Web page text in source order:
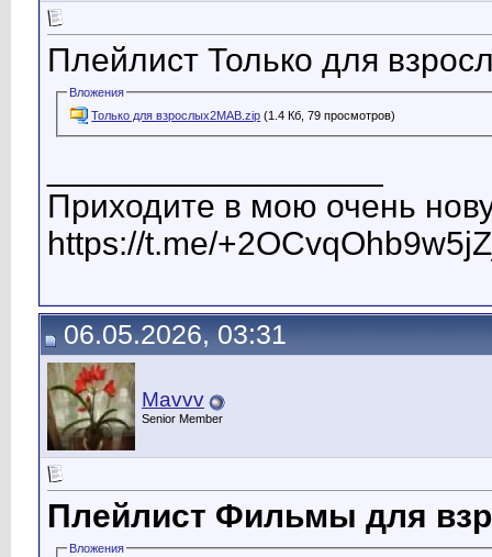
Плейлист Только для
Вложения
Только для взрослых2МАВ.zip (1.4 Кб, 79 просмотров)
Приходите в мою очень
https://t.me/
06.05.2026, 03:31
Mavvv
Senior Member
Плейлист Фильмы для
Вложения